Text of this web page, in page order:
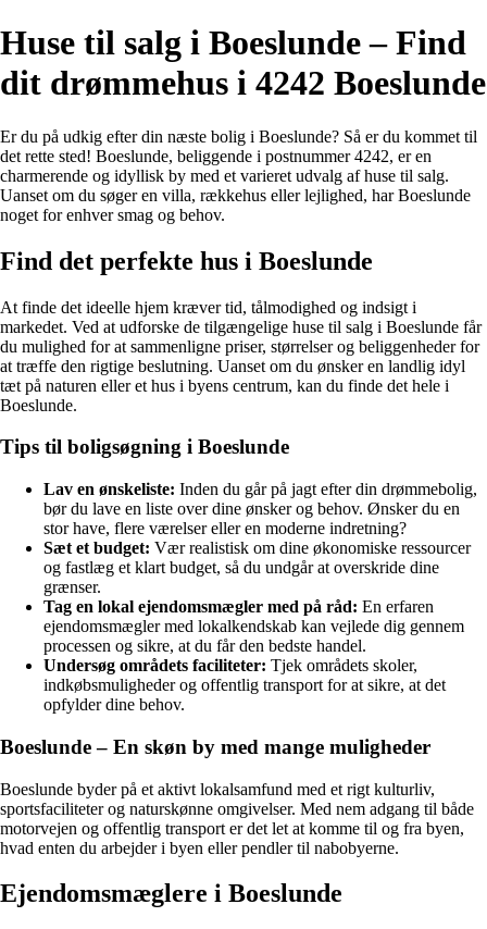
Huse til salg i Boeslunde – Find
dit drømmehus i 4242 Boeslunde
Er du på udkig efter din næste bolig i Boeslunde? Så er du kommet til
det rette sted! Boeslunde, beliggende i postnummer 4242, er en
charmerende og idyllisk by med et varieret udvalg af huse til salg.
Uanset om du søger en villa, rækkehus eller lejlighed, har Boeslunde
noget for enhver smag og behov.
Find det perfekte hus i Boeslunde
At finde det ideelle hjem kræver tid, tålmodighed og indsigt i
markedet. Ved at udforske de tilgængelige huse til salg i Boeslunde får
du mulighed for at sammenligne priser, størrelser og beliggenheder for
at træffe den rigtige beslutning. Uanset om du ønsker en landlig idyl
tæt på naturen eller et hus i byens centrum, kan du finde det hele i
Boeslunde.
Tips til boligsøgning i Boeslunde
Lav en ønskeliste: Inden du går på jagt efter din drømmebolig,
bør du lave en liste over dine ønsker og behov. Ønsker du en
stor have, flere værelser eller en moderne indretning?
Sæt et budget: Vær realistisk om dine økonomiske ressourcer
og fastlæg et klart budget, så du undgår at overskride dine
grænser.
Tag en lokal ejendomsmægler med på råd: En erfaren
ejendomsmægler med lokalkendskab kan vejlede dig gennem
processen og sikre, at du får den bedste handel.
Undersøg områdets faciliteter: Tjek områdets skoler,
indkøbsmuligheder og offentlig transport for at sikre, at det
opfylder dine behov.
Boeslunde – En skøn by med mange muligheder
Boeslunde byder på et aktivt lokalsamfund med et rigt kulturliv,
sportsfaciliteter og naturskønne omgivelser. Med nem adgang til både
motorvejen og offentlig transport er det let at komme til og fra byen,
hvad enten du arbejder i byen eller pendler til nabobyerne.
Ejendomsmæglere i Boeslunde